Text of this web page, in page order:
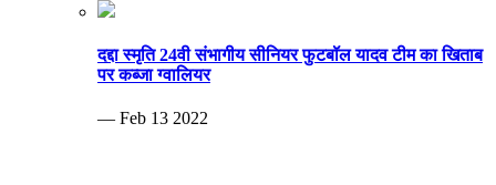
दद्दा स्मृति 24वी संभागीय सीनियर फुटबॉल यादव टीम का खिताब
पर कब्जा ग्वालियर
— Feb 13 2022